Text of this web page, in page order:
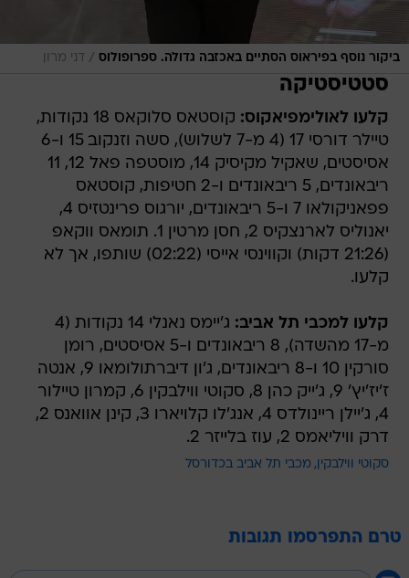
ביקור נוסף בפיראוס הסתיים באכזבה גדולה. ספרופולוס / דני מרון
סטטיסטיקה
קלעו לאולימפיאקוס:
קוסטאס סלוקאס 18 נקודות,
טיילר דורסי 17 (4 מ-7 לשלוש), סשה וזנקוב 15 ו-6
אסיסטים, שאקיל מקיסיק 14, מוסטפה פאל 12, 11
ריבאונדים, 5 ריבאונדים ו-2 חטיפות, קוסטאס
פפאניקולאו 7 ו-5 ריבאונדים, יורגוס פרינטזיס 4,
יאנוליס לארנצקיס 2, חסן מרטין 1. תומאס ווקאפ
(21:26 דקות) וקווינסי אייסי (02:22) שותפו, אך לא
קלעו.
קלעו למכבי תל אביב:
ג'יימס נאנלי 14 נקודות (4
מ-17 מהשדה), 8 ריבאונדים ו-5 אסיסטים, רומן
סורקין 10 ו-8 ריבאונדים, ג'ון דיברתולומאו 9, אנטה
ז'יז'יץ' 9, ג'ייק כהן 8, סקוטי ווילבקין 6, קמרון טיילור
4, ג'יילן ריינולדס 4, אנג'לו קלויארו 3, קינן אוואנס 2,
דרק וויליאמס 2, עוז בלייזר 2.
סקוטי ווילבקין מכבי תל אביב בכדורסל
טרם התפרסמו תגובות